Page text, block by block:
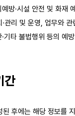
방·시설 안전 및 화재
관리 및 운영, 업무와 관
기타 불법행위 등의 예
간
후에는 해당 정보를